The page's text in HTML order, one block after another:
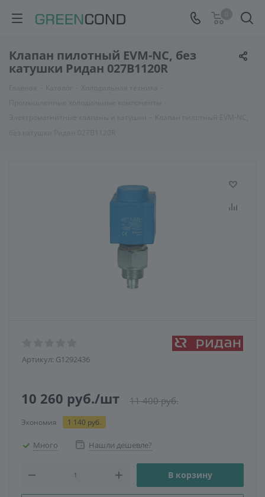
Клапан пилотный EVM-NC, без
катушки Ридан 027B1120R
Артикул: G1292436
10 260 руб./шт 11 400руб.
Экономия 1 140 руб.
Много Нашли дешевле?
В корзину